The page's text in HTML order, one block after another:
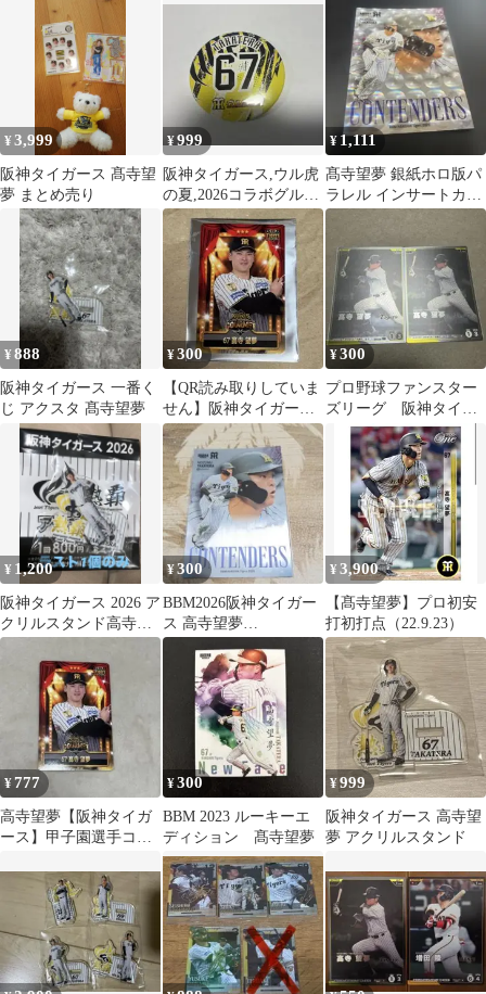
寺望夢選手
¥3,999
阪神タイガース 髙寺望
夢 まとめ売り
¥999
阪神タイガース,ウル虎
の夏,2026コラボグルメ
限定,缶バッジ #67 高寺
望夢
¥ 1,111
髙寺望夢 銀紙ホロ版パ
ラレル インサートカー
ド BBM 2026 阪神タイ
¥888
阪神タイガース 一番く
じ アクスタ 髙寺望夢
¥300
【QR読み取りしていま
せん】阪神タイガース
コラボグルメ 限定カー
ド 髙寺望夢
¥300
プロ野球ファンスター
ズリーグ 阪神タイガ
ース 髙寺望夢 R
¥ 1,200
阪神タイガース 2026 ア
クリルスタンド高寺望
夢
¥300
BBM2026阪神タイガー
ス 高寺望夢
【Contenders】
¥ 3,900
【髙寺望夢】プロ初安
打初打点（22.9.23）
¥777
高寺望夢【阪神タイガ
ース】甲子園選手コラ
¥300
BBM 2023 ルーキーエ
ディション 髙寺望夢
¥999
阪神タイガース 高寺望
夢 アクリルスタンド